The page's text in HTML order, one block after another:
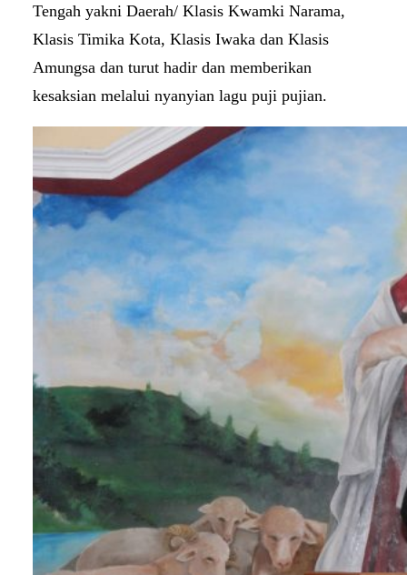
Tengah yakni Daerah/ Klasis Kwamki Narama,
Klasis Timika Kota, Klasis Iwaka dan Klasis
Amungsa dan turut hadir dan memberikan
kesaksian melalui nyanyian lagu puji pujian.